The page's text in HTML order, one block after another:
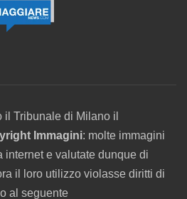
il Tribunale di Milano il
Immagini: molte immagini
internet e valutate dunque di
il loro utilizzo violasse diritti di
al seguente